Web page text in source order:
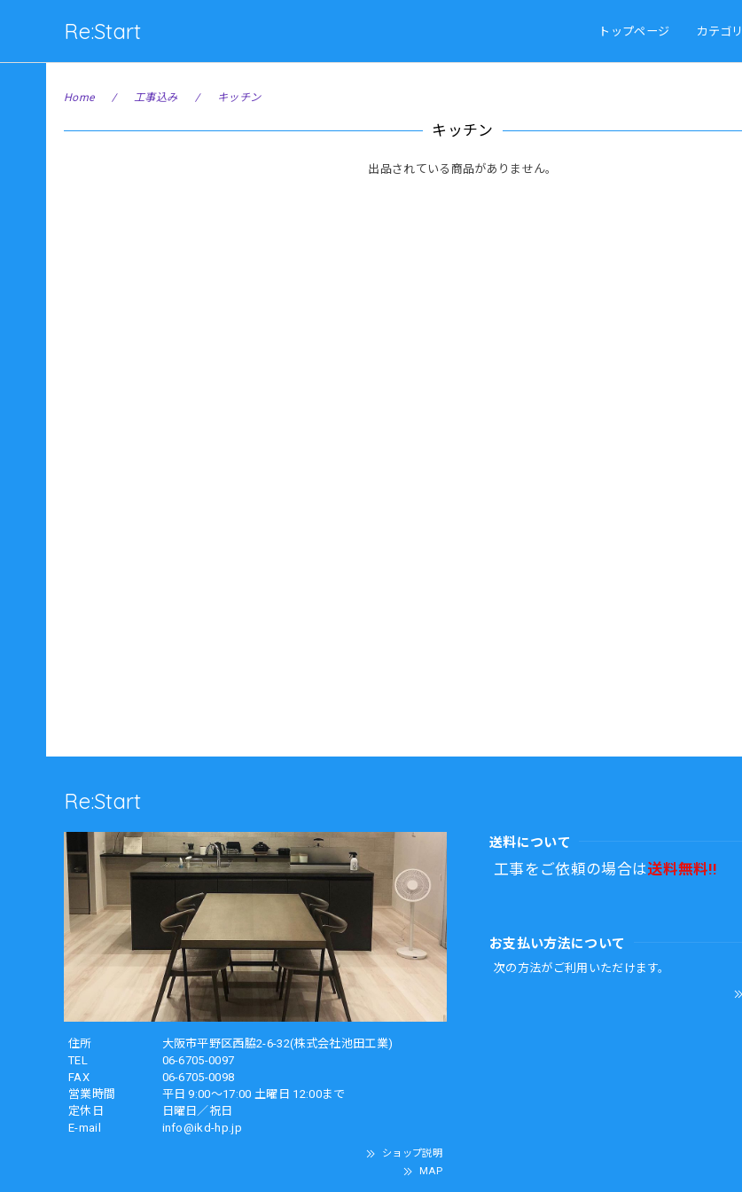
Re:Start トップページ カテゴリ
Home 工事込み キッチン
キッチン
出品されている商品がありません。
Re:Start
住所
大阪市平野区西脇2-6-32(株式会社池田工業)
TEL
06-6705-0097
FAX
06-6705-0098
営業時間
平日 9:00～17:00 土曜日 12:00まで
定休日
日曜日／祝日
E-mail
info@ikd-hp.jp
ショップ説明
MAP
送料について
工事をご依頼の場合は送料無料!!
お支払い方法について
次の方法がご利用いただけます。